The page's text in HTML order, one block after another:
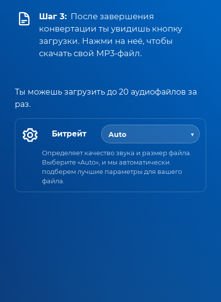
Шаг 3: После завершения
конвертации ты увидишь кнопку
загрузки. Нажми на неё, чтобы
скачать свой MP3-файл.
Ты можешь загрузить до 20 аудиофайлов за
раз.
Битрейт
Определяет качество звука и размер файла.
Выберите «Auto», и мы автоматически
подберем лучшие параметры для вашего
файла.